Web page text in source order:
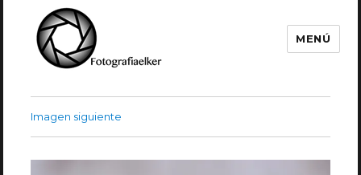
Fotografía Elker
MENÚ
Imagen siguiente